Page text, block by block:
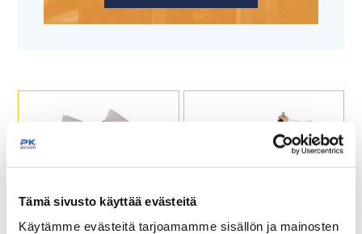
Tämä sivusto käyttää evästeitä
Käytämme evästeitä tarjoamamme sisällön ja mainosten
Cocktail lisälokerikko
Pöytämallinen
viininjäähdytin Hendi